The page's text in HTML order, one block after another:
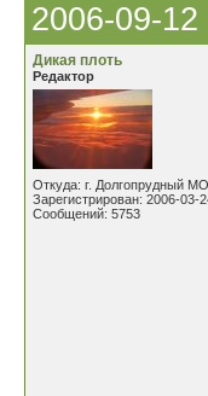
2006-09-
Дикая плоть
Редактор
Откуда: г. Долгопрудный МО
Зарегистрирован: 2006-03-
Сообщений: 5753